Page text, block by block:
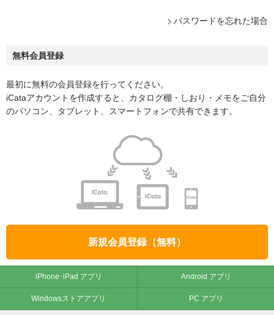
パスワードを忘れた場合
無料会員登録
最初に無料の会員登録を行ってください。
iCataアカウントを作成すると、カタログ棚・しおり・メモをご自分
のパソコン、タブレット、スマートフォンで共有できます。
新規会員登録（無料）
iPhone･iPad アプリ Android アプリ
Windowsストアアプリ PC アプリ